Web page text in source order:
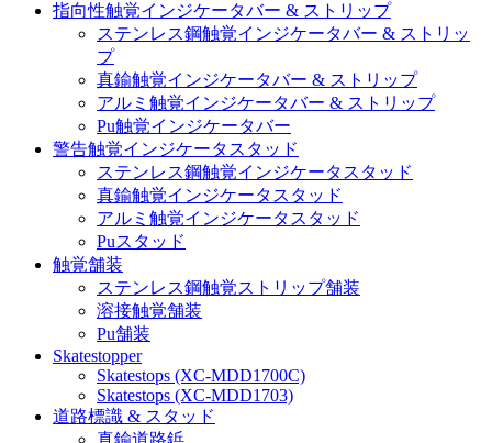
指向性触覚インジケータバー & ストリップ
ステンレス鋼触覚インジケータバー & ストリッ
プ
真鍮触覚インジケータバー & ストリップ
アルミ触覚インジケータバー & ストリップ
Pu触覚インジケータバー
警告触覚インジケータスタッド
ステンレス鋼触覚インジケータスタッド
真鍮触覚インジケータスタッド
アルミ触覚インジケータスタッド
Puスタッド
触覚舗装
ステンレス鋼触覚ストリップ舗装
溶接触覚舗装
Pu舗装
Skatestopper
Skatestops (XC-MDD1700C)
Skatestops (XC-MDD1703)
道路標識 & スタッド
真鍮道路鋲